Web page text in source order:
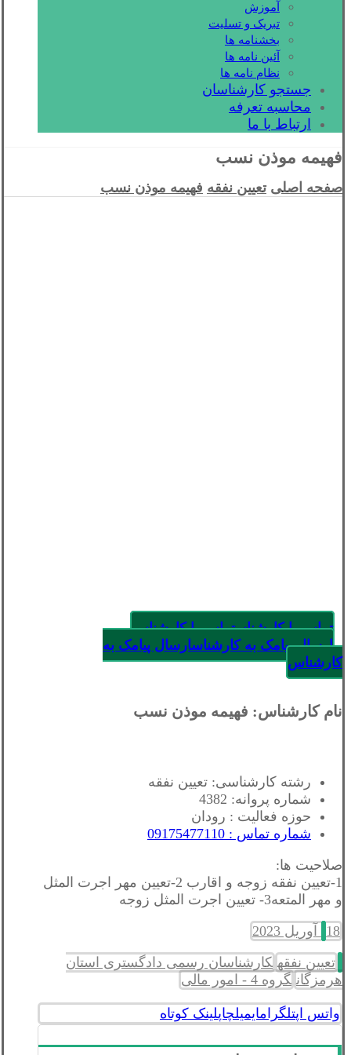
آموزش
تبریک و تسلیت
بخشنامه ها
آئین نامه ها
نظام نامه ها
جستجو کارشناسان
محاسبه تعرفه
ارتباط با ما
فهیمه موذن نسب
صفحه اصلی تعیین نفقه فهیمه موذن نسب
تماس با کارشناستماس با کارشناس
ارسال پیامک به کارشناسارسال پیامک به
کارشناس
نام کارشناس: فهیمه موذن نسب
رشته کارشناسی: تعیین نفقه
شماره پروانه: 4382
حوزه فعالیت : رودان
شماره تماس : 09175477110
صلاحیت ها:
1-تعيين نفقه زوجه و اقارب 2-تعيين مهر اجرت المثل
و مهر المتعه3- تعيين اجرت المثل زوجه
18 آوریل 2023
تعیین نفقه کارشناسان رسمی دادگستری استان
هرمزگان گروه 4 - امور مالی
واتس اپتلگرامایمیلچاپلینک کوتاه